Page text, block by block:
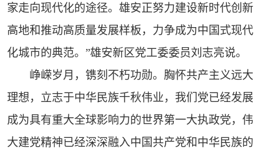
家走向现代化的途径。雄安正努力建设新时代创新
高地和推动高质量发展样板，力争成为中国式现代
化城市的典范。”雄安新区党工委委员刘志亮说。
峥嵘岁月，镌刻不朽功勋。胸怀共产主义远大
理想，立志于中华民族千秋伟业，我们党已经发展
成为具有重大全球影响力的世界第一大执政党，伟
大建党精神已经深深融入中国共产党和中华民族的